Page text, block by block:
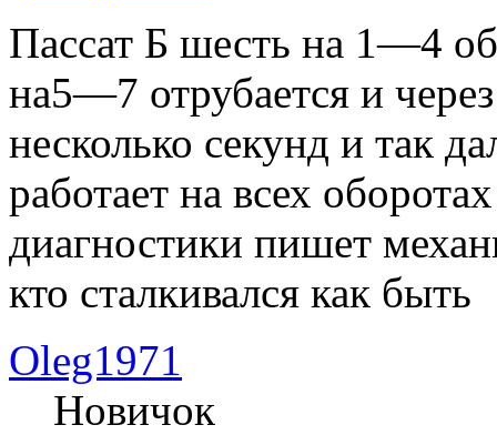
Пассат Б шесть на 1—4
на5—7 отрубается и
несколько секунд и так
работает на всех
диагностики пишет
кто сталкивался как быть
Oleg1971
Новичок